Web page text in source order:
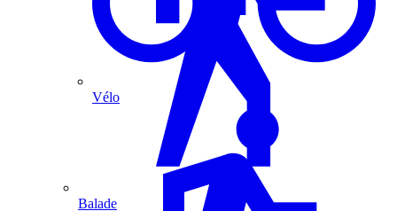
Vélo
Balade